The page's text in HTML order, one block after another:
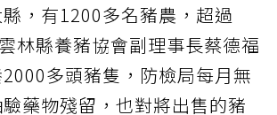
，有1200多名豬農，超過
林縣養豬協會副理事長蔡德福
多頭豬隻，防檢局每月無
藥物殘留，也對將出售的豬